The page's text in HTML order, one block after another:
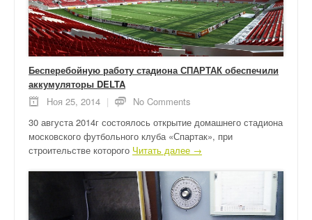
Бесперебойную работу стадиона СПАРТАК обеспечили
аккумуляторы DELTA
Ноя 25, 2014 |
No Comments
30 августа 2014г состоялось открытие домашнего стадиона
московского футбольного клуба «Спартак», при
строительстве которого Читать далее →